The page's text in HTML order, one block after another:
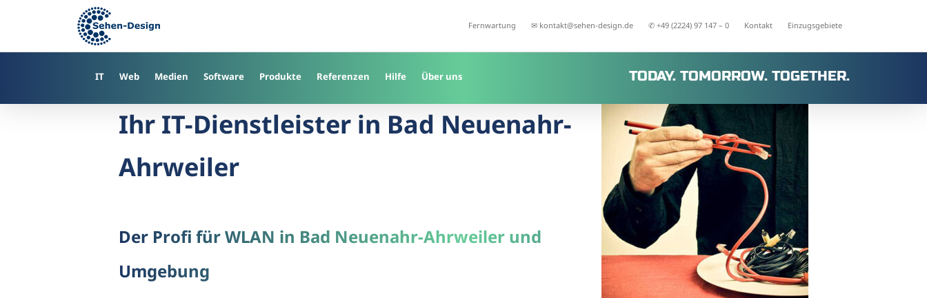
Fernwartung ✉ kontakt@sehen-design.de ✆ +49 (2224) 97 147 – 0 Kontakt Einzugsgebiete
IT Web Medien Software Produkte Referenzen Hilfe Über uns TODAY. TOMORROW. TOGETHER.
Ihr IT-Dienstleister in Bad Neuenahr-
Ahrweiler
Der Profi für WLAN in Bad Neuenahr-Ahrweiler und
Umgebung